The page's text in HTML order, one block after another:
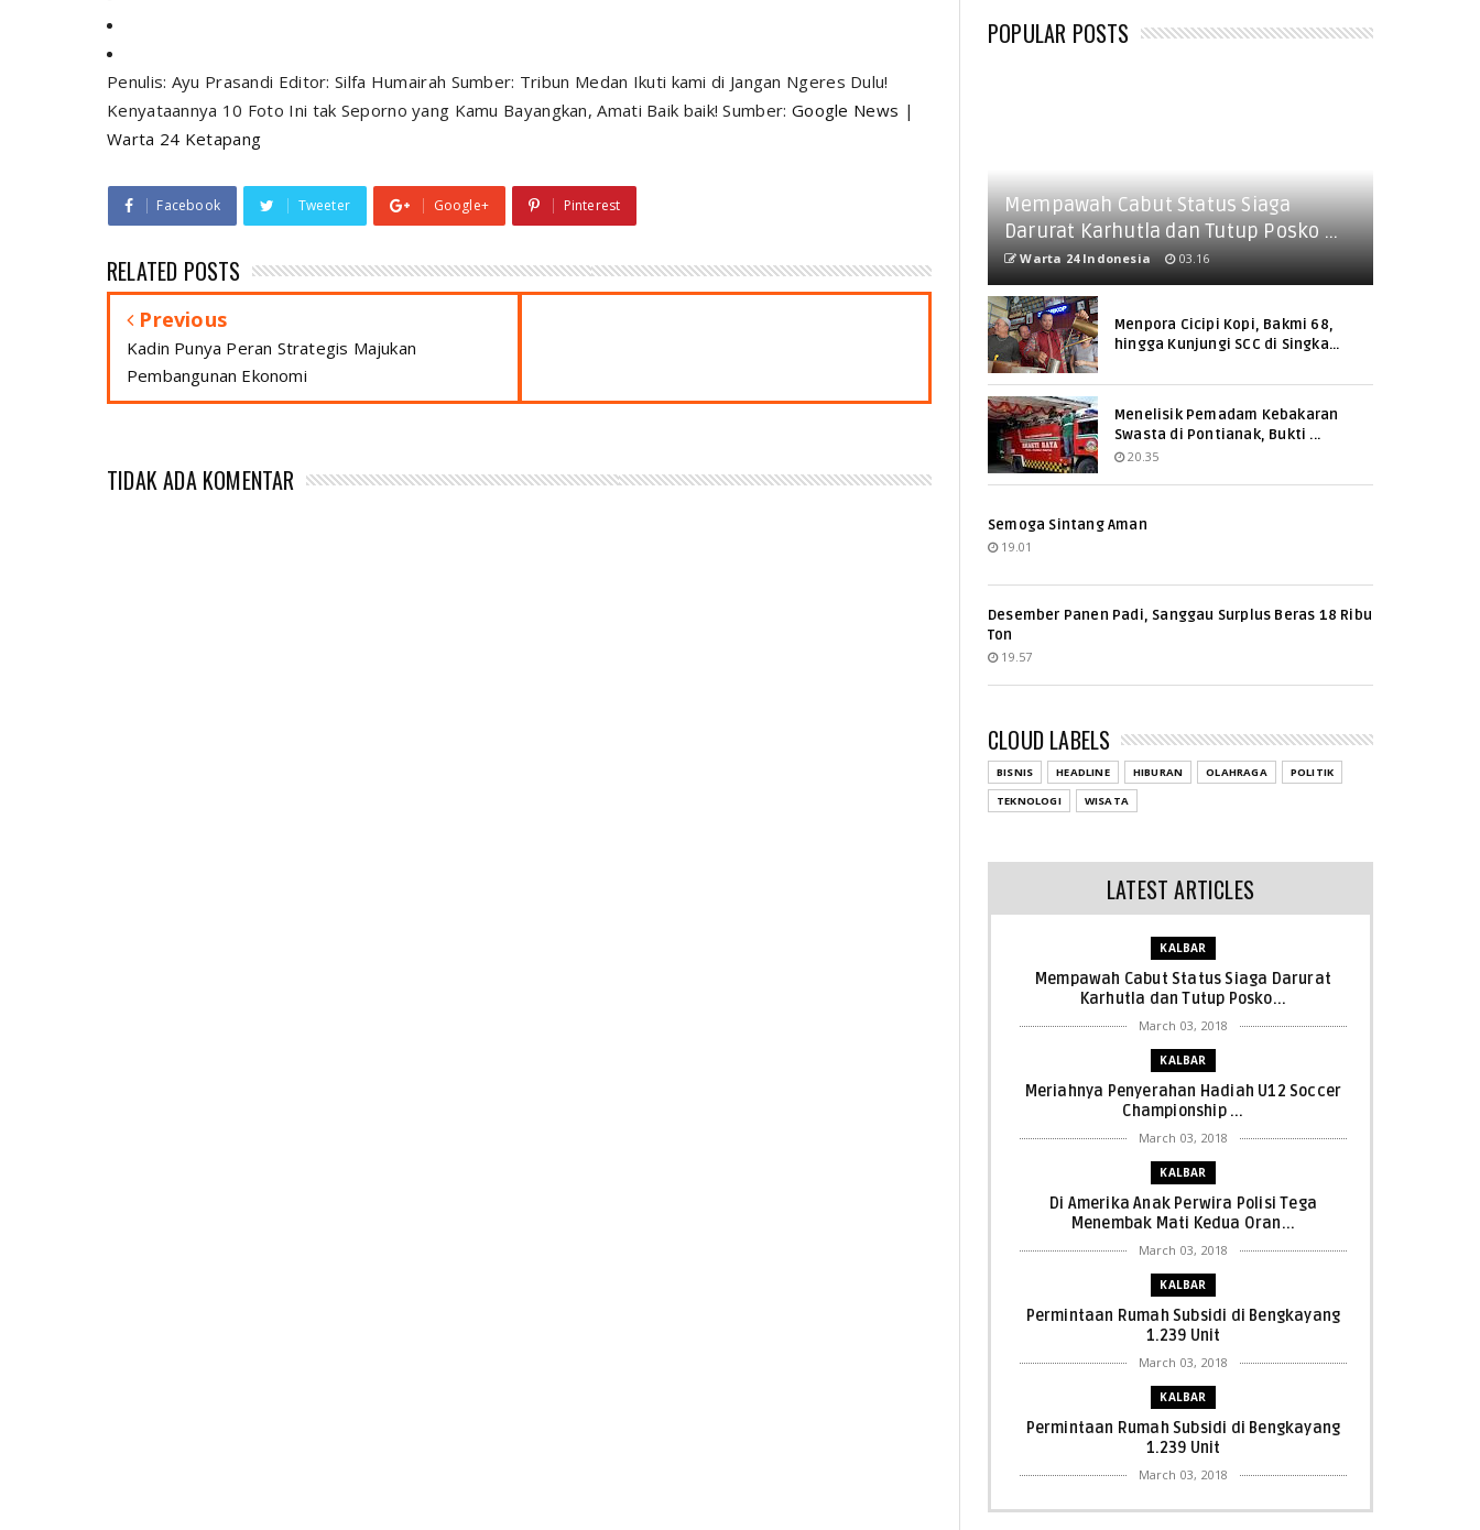
Penulis: Ayu Prasandi Editor: Silfa Humairah Sumber: Tribun Medan Ikuti kami di Jangan Ngeres Dulu!
Kenyataannya 10 Foto Ini tak Seporno yang Kamu Bayangkan, Amati Baik baik! Sumber: Google News |
Warta 24 Ketapang
Facebook Tweeter Google+ Pinterest
RELATED POSTS
Previous
Kadin Punya Peran Strategis Majukan
Pembangunan Ekonomi
TIDAK ADA KOMENTAR
POPULAR POSTS
Mempawah Cabut Status Siaga
Darurat Karhutla dan Tutup Posko ...
Warta 24 Indonesia 03.16
Menpora Cicipi Kopi, Bakmi 68,
hingga Kunjungi SCC di Singka...
Menelisik Pemadam Kebakaran
Swasta di Pontianak, Bukti ...
20.35
Semoga Sintang Aman
19.01
Desember Panen Padi, Sanggau Surplus Beras 18 Ribu
Ton
19.57
CLOUD LABELS
BISNIS HEADLINE HIBURAN OLAHRAGA
POLITIK
TEKNOLOGI
WISATA
LATEST ARTICLES
KALBAR
Mempawah Cabut Status Siaga Darurat
Karhutla dan Tutup Posko...
March 03, 2018
KALBAR
Meriahnya Penyerahan Hadiah U12 Soccer
Championship ...
March 03, 2018
KALBAR
Di Amerika Anak Perwira Polisi Tega
Menembak Mati Kedua Oran...
March 03, 2018
KALBAR
Permintaan Rumah Subsidi di Bengkayang
1.239 Unit
March 03, 2018
KALBAR
Permintaan Rumah Subsidi di Bengkayang
1.239 Unit
March 03, 2018
KALBAR